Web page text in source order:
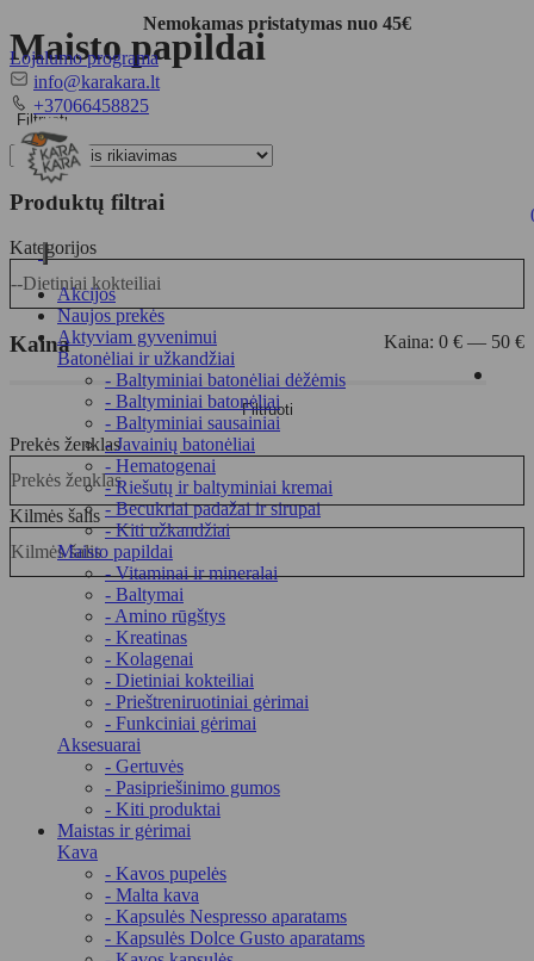
Nemokamas pristatymas nuo 45€
Lojalumo programa
info@karakara.ltEl.
+37066458825Telefonas
Toggle
navigation
Akcijos
Naujos prekės
Aktyviam gyvenimui
Batonėliai ir užkandžiai
- Baltyminiai batonėliai dėžėmis
- Baltyminiai batonėliai
- Baltyminiai sausainiai
- Javainių batonėliai
- Hematogenai
- Riešutų ir baltyminiai kremai
- Becukriai padažai ir sirupai
- Kiti užkandžiai
Maisto papildai
- Vitaminai ir mineralai
- Baltymai
- Amino rūgštys
- Kreatinas
- Kolagenai
- Dietiniai kokteiliai
- Prieštreniruotiniai gėrimai
- Funkciniai gėrimai
Aksesuarai
- Gertuvės
- Pasipriešinimo gumos
- Kiti produktai
Maistas ir gėrimai
Kava
- Kavos pupelės
- Malta kava
- Kapsulės Nespresso aparatams
- Kapsulės Dolce Gusto aparatams
Maisto papildai
Filtruoti
Produktų filtrai
Kategorijos
--Dietiniai kokteiliai
Kaina
Filtruoti
Kaina: 0 € — 50 €
Prekės ženklas
Prekės ženklas
Kilmės šalis
Kilmės šalis